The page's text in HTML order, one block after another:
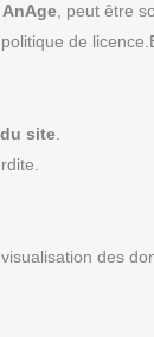
AnAge , peut être
de
site
des